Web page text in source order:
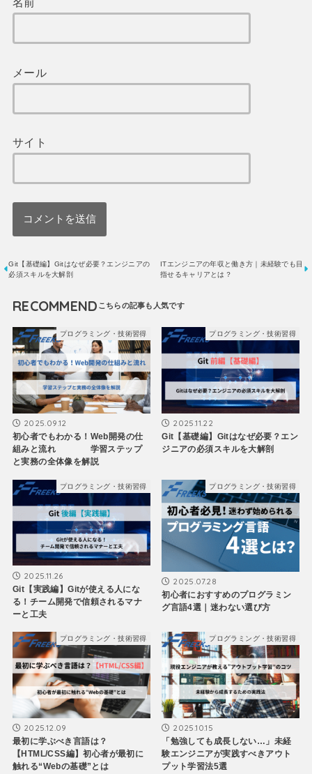
メール
サイト
Git【基礎編】Gitはなぜ必要？エンジニアの
必須スキルを大解剖
ITエンジニアの年収と働き方｜未経験でも目
指せるキャリアとは？
RECOMMEND
プログラミング・技術習得
2025.09.12
初心者でもわかる！Web開発の仕
組みと流れ 学習ステップ
と実務の全体像を解説
プログラミング・技術習得
2025.11.22
Git【基礎編】Gitはなぜ必要？エン
ジニアの必須スキルを大解剖
プログラミング・技術習得
2025.11.26
Git【実践編】Gitが使える人にな
る！チーム開発で信頼されるマナ
ーと工夫
プログラミング・技術習得
2025.07.28
初心者におすすめのプログラミン
グ言語4選｜迷わない選び方
プログラミング・技術習得
2025.12.09
最初に学ぶべき言語は？
【HTML/CSS編】初心者が最初に
触れる“Webの基礎”とは
プログラミング・技術習得
2025.10.15
「勉強しても成長しない…」未経
験エンジニアが実践すべきアウト
プット学習法5選